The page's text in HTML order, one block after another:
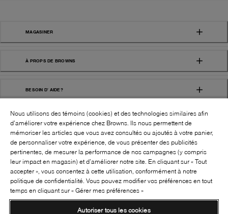
MAGASINER
À PROPS DE BROWNS
BESOIN D' AIDE?
BROWNS SHOES INC. TOUS DROITS
RÉSERVÉS
SUIVEZ-NOUS!:
Nous utilisons des témoins (cookies) et des technologies similaires afin
d’améliorer votre expérience chez Browns. Ils nous permettent de
mémoriser les articles que vous avez consultés ou ajoutés à votre panier,
de personnaliser votre expérience, de vous présenter des publicités
pertinentes, de mesurer la performance de nos campagnes (y compris
leur impact en magasin) et d’améliorer notre site. En cliquant sur « Tout
accepter », vous consentez à cette utilisation, conformément à notre
politique de confidentialité. Vous pouvez modifier vos préférences en tout
temps en cliquant sur « Gérer mes préférences »
Autoriser tous les cookies